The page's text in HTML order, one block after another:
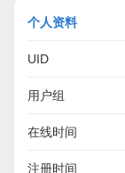
个人资料
UID
用户组
在线时间
注册时间